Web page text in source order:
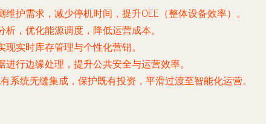
护需求，减少停机时间，提升OEE（整体设备效率）。
，优化能源调度，降低运营成本。
实时库存管理与个性化营销。
进行边缘处理，提升公共安全与运营效率。
系统无缝集成，保护既有投资，平滑过渡至智能化运营。